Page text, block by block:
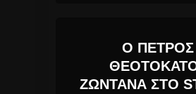
Ο ΠΕΤΡΟΣ
ΖΩΝΤΑΝΑ ΣΤΟ